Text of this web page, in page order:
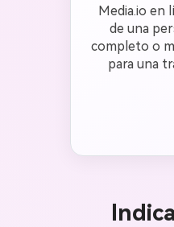
Media.io en
de una
completo o
para una